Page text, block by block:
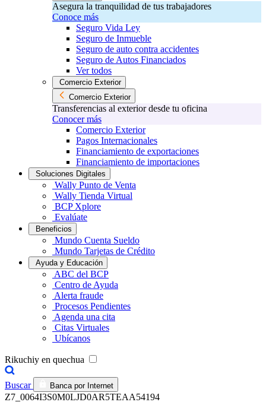
Asegura la tranquilidad de tus trabajadores
Conoce más
Seguro Vida Ley
Seguro de Inmueble
Seguro de auto contra accidentes
Seguro de Autos Financiados
Ver todos
Comercio Exterior
Comercio Exterior
Transferencias al exterior desde tu oficina
Conocer más
Comercio Exterior
Pagos Internacionales
Financiamiento de exportaciones
Financiamiento de importaciones
Soluciones Digitales
Wally Punto de Venta
Wally Tienda Virtual
BCP Xplore
Evalúate
Beneficios
Mundo Cuenta Sueldo
Mundo Tarjetas de Crédito
Ayuda y Educación
ABC del BCP
Centro de Ayuda
Alerta fraude
Procesos Pendientes
Agenda una cita
Citas Virtuales
Ubícanos
Rikuchiy en quechua
Buscar Banca por Internet
Z7_0064I3S0M0LJD0AR5TEAA54194